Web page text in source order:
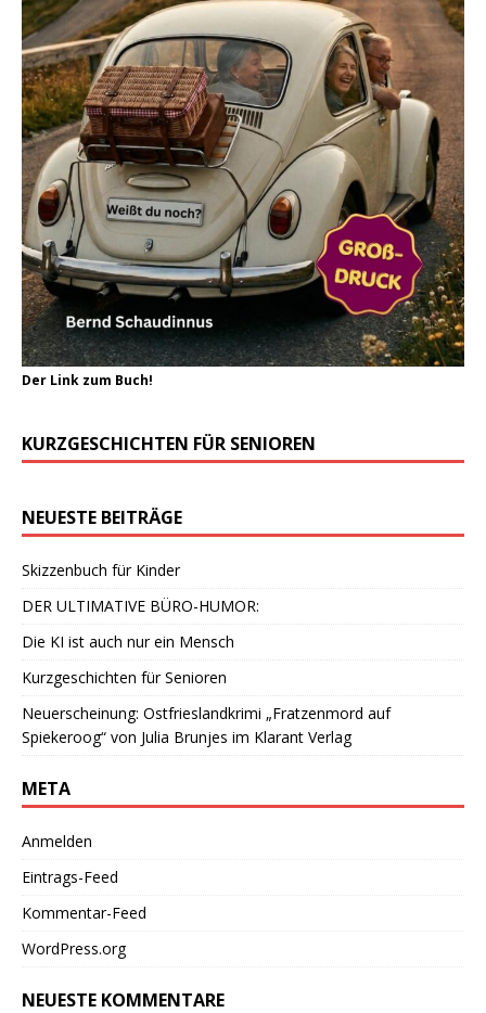
Der Link zum Buch!
KURZGESCHICHTEN FÜR SENIOREN
NEUESTE BEITRÄGE
Skizzenbuch für Kinder
DER ULTIMATIVE BÜRO-HUMOR:
Die KI ist auch nur ein Mensch
Kurzgeschichten für Senioren
Neuerscheinung: Ostfrieslandkrimi „Fratzenmord auf
Spiekeroog“ von Julia Brunjes im Klarant Verlag
META
Anmelden
Eintrags-Feed
Kommentar-Feed
WordPress.org
NEUESTE KOMMENTARE